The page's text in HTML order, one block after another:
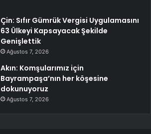
Çin: Sıfır Gümrük Vergisi Uygulamasını
63 Ülkeyi Kapsayacak Şekilde
Genişlettik
Ağustos 7, 2026
Akın: Komşularımız için
Bayrampaşa’nın her köşesine
dokunuyoruz
Ağustos 7, 2026